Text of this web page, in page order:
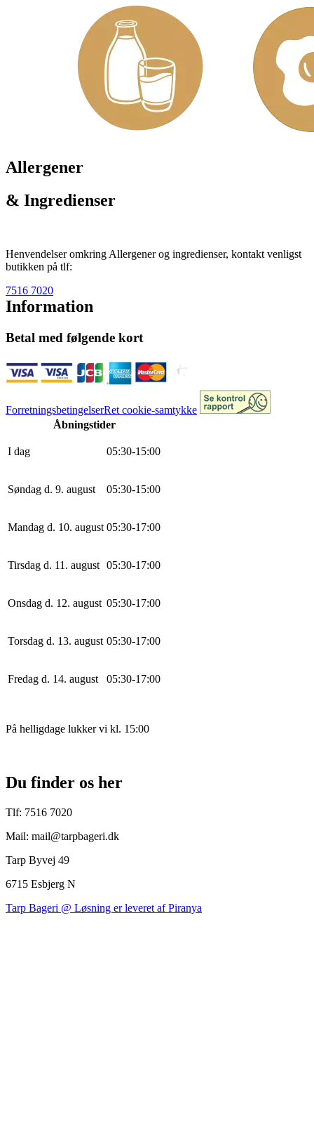
Allergener
& Ingredienser
Henvendelser omkring Allergener og ingredienser, kontakt venligst
butikken på tlf:
7516 7020
Information
Betal med følgende kort
ForretningsbetingelserRet cookie-samtykke
Åbningstider
I dag 05:30-15:00
Søndag d. 9. august 05:30-15:00
Mandag d. 10. august 05:30-17:00
Tirsdag d. 11. august 05:30-17:00
Onsdag d. 12. august 05:30-17:00
Torsdag d. 13. august 05:30-17:00
Fredag d. 14. august 05:30-17:00
På helligdage lukker vi kl. 15:00
Du finder os her
Tlf: 7516 7020
Mail: mail@tarpbageri.dk
Tarp Byvej 49
6715 Esbjerg N
Tarp Bageri @ Løsning er leveret af Piranya